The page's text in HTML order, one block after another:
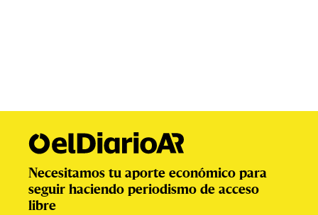
Necesitamos tu aporte económico para
seguir haciendo periodismo de acceso
libre